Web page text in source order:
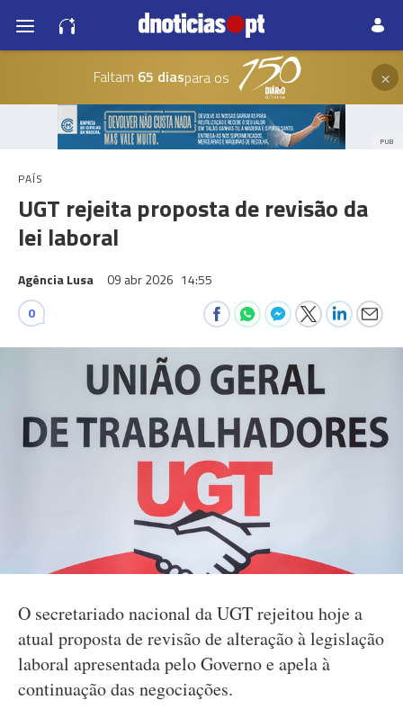
Faltam 65 diaspara os ×
PUB
PAÍS
UGT rejeita proposta de revisão da
lei laboral
Agência Lusa 09 abr 2026 14:55
0
O secretariado nacional da UGT rejeitou hoje a
atual proposta de revisão de alteração à legislação
laboral apresentada pelo Governo e apela à
continuação das negociações.